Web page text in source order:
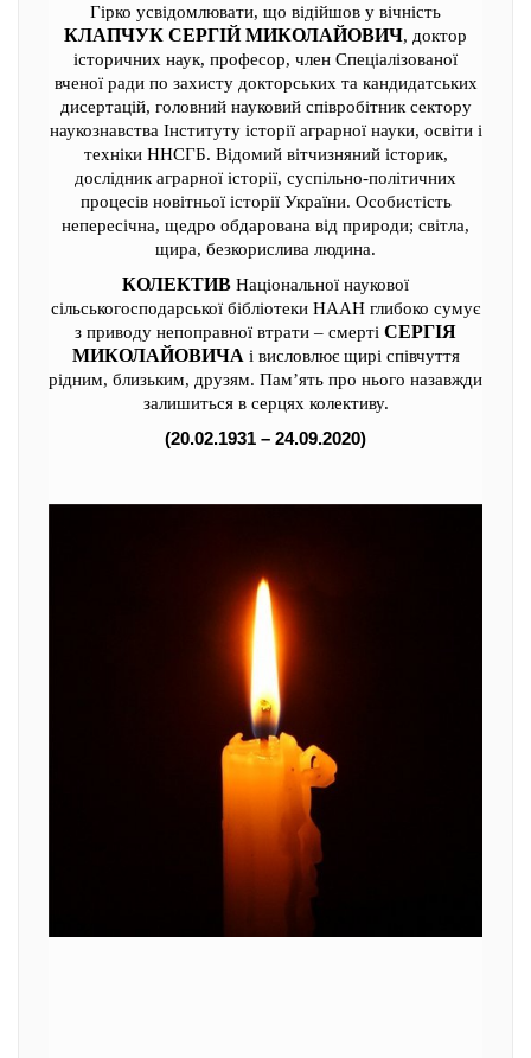
Гірко усвідомлювати, що відійшов у вічність
КЛАПЧУК СЕРГІЙ МИКОЛАЙОВИЧ, доктор
історичних наук, професор, член Спеціалізованої
вченої ради по захисту докторських та кандидатських
дисертацій, головний науковий співробітник сектору
наукознавства Інституту історії аграрної науки, освіти і
техніки ННСГБ. Відомий вітчизняний історик,
дослідник аграрної історії, суспільно-політичних
процесів новітньої історії України. Oсобистість
непересічна, щедро обдарована від природи; світла,
щира, безкорислива людина.
КОЛЕКТИВ Національної наукової
сільськогосподарської бібліотеки НААН глибоко сумує
з приводу непоправної втрати – смерті СЕРГІЯ
МИКОЛАЙОВИЧА і висловлює щирі співчуття
рідним, близьким, друзям. Пам’ять про нього назавжди
залишиться в серцях колективу.
(20.02.1931 – 24.09.2020)